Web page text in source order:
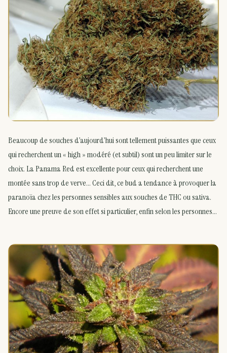
Beaucoup de souches d’aujourd’hui sont tellement puissantes que ceux
qui recherchent un « high » modéré (et subtil) sont un peu limiter sur le
choix. La Panama Red est excellente pour ceux qui recherchent une
montée sans trop de verve… Ceci dit, ce bud a tendance à provoquer la
paranoïa chez les personnes sensibles aux souches de THC ou sativa.
Encore une preuve de son effet si particulier, enfin selon les personnes…